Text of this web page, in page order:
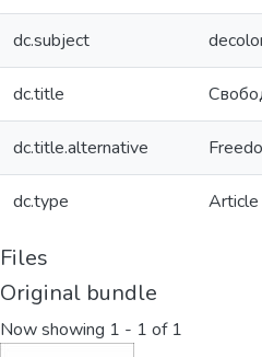
dc.subject
dc.title
dc.title.alternative
dc.type Article
Files
Original bundle
Now showing 1 - 1 of 1